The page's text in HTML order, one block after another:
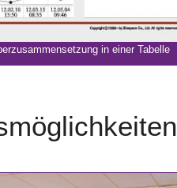
in einer Tabelle